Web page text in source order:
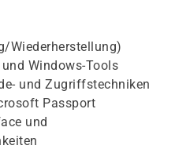
Wiederherstellung)
Windows-Tools
und Zugriffstechniken
Passport
und